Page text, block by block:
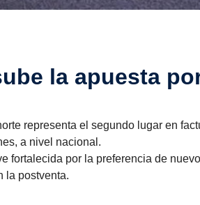
la apuesta
representa el segundo lugar en
a nivel nacional.
fortalecida por la preferencia de
la postventa.